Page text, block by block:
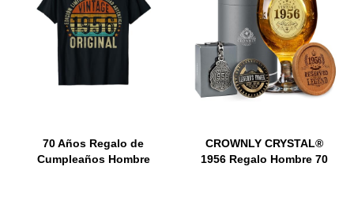
70 Años Regalo de
Cumpleaños Hombre
CROWNLY CRYSTAL®
1956 Regalo Hombre 70